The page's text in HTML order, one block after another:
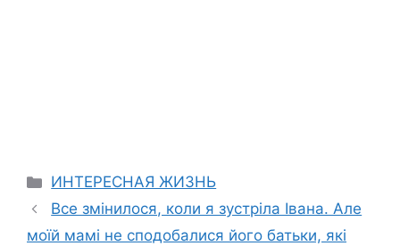
Categories
ИНТЕРЕСНАЯ ЖИЗНЬ
Все змінилося, коли я зустріла Івана. Але
моїй мамі не сподобалися його батьки, які